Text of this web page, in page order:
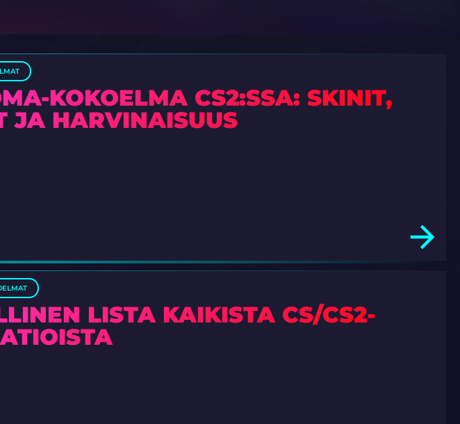
KOKOELMA CS2:SSA: SKINIT,
JA HARVINAISUUS
LISTA KAIKISTA CS/CS2-